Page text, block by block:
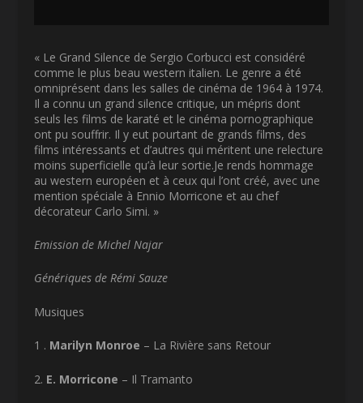
« Le Grand Silence de Sergio Corbucci est considéré
comme le plus beau western italien. Le genre a été
omniprésent dans les salles de cinéma de 1964 à 1974.
Il a connu un grand silence critique, un mépris dont
seuls les films de karaté et le cinéma pornographique
ont pu souffrir. Il y eut pourtant de grands films, des
films intéressants et d’autres qui méritent une relecture
moins superficielle qu’à leur sortie.Je rends hommage
au western européen et à ceux qui l’ont créé, avec une
mention spéciale à Ennio Morricone et au chef
décorateur Carlo Simi. »
Emission de Michel Najar
Génériques de Rémi Sauze
Musiques
1 . Marilyn Monroe – La Rivière sans Retour
2. E. Morricone – Il Tramanto